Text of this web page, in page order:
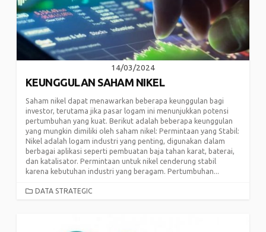
14/03/2024
KEUNGGULAN SAHAM NIKEL
Saham nikel dapat menawarkan beberapa keunggulan bagi
investor, terutama jika pasar logam ini menunjukkan potensi
pertumbuhan yang kuat. Berikut adalah beberapa keunggulan
yang mungkin dimiliki oleh saham nikel: Permintaan yang Stabil:
Nikel adalah logam industri yang penting, digunakan dalam
berbagai aplikasi seperti pembuatan baja tahan karat, baterai,
dan katalisator. Permintaan untuk nikel cenderung stabil
karena kebutuhan industri yang beragam. Pertumbuhan...
CATEGORIES
DATA STRATEGIC